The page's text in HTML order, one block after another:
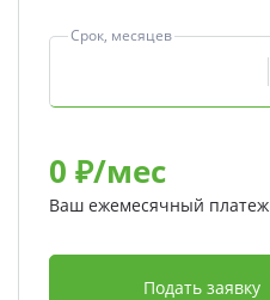
Срок, месяцев
0 ₽/мес
Ваш ежемесячный платеж
Подать заявку